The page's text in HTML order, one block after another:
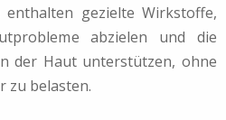
enthalten gezielte Wirkstoffe,
abzielen und die
der Haut unterstützen, ohne
zu belasten.